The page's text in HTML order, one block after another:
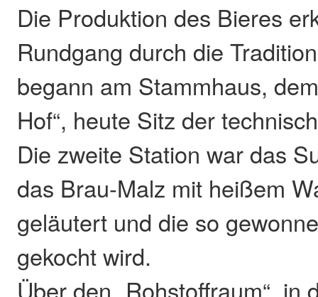
Die Produktion des Bieres
Rundgang durch die
begann am Stammhaus,
Hof“, heute Sitz der
Die zweite Station war das
das Brau-Malz mit heißem
geläutert und die so
gekocht wird.
Über den „Rohstoffraum“, in